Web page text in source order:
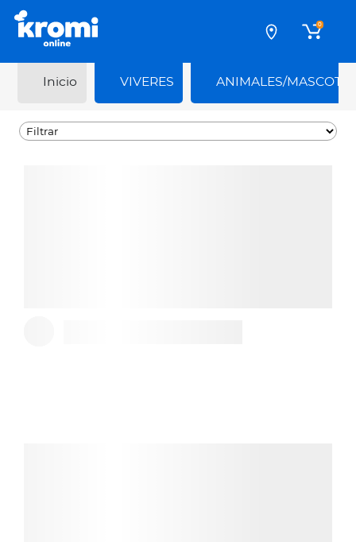
0
Inicio VIVERES ANIMALES/